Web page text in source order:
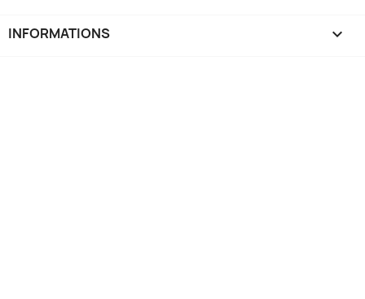
INFORMATIONS keyboard_arrow_down